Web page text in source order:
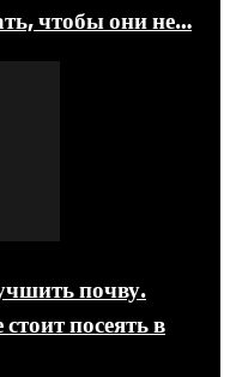
чтобы они не…
почву.
посеять в